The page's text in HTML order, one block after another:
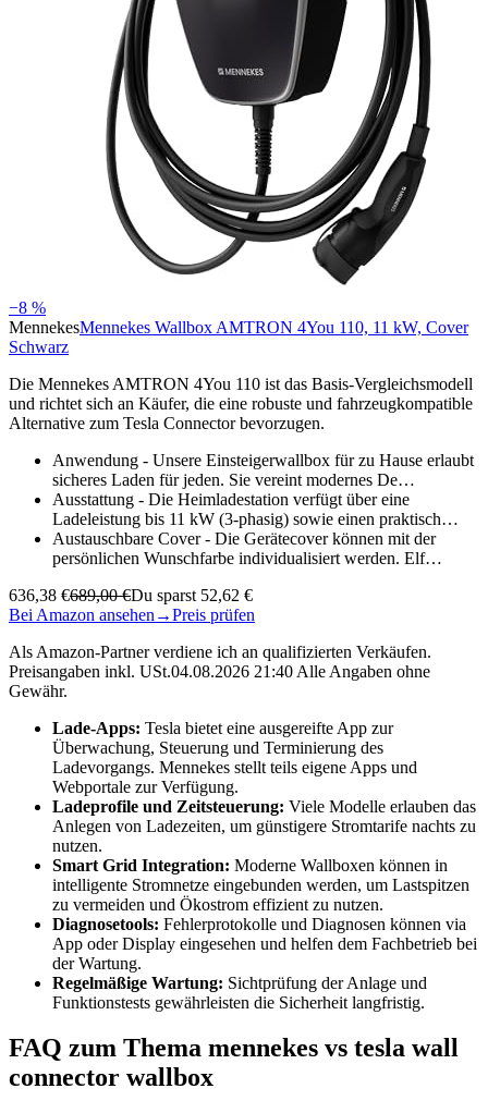
−8 %
MennekesMennekes Wallbox AMTRON 4You 110, 11 kW, Cover
Schwarz
Die Mennekes AMTRON 4You 110 ist das Basis-Vergleichsmodell
und richtet sich an Käufer, die eine robuste und fahrzeugkompatible
Alternative zum Tesla Connector bevorzugen.
Anwendung - Unsere Einsteigerwallbox für zu Hause erlaubt
sicheres Laden für jeden. Sie vereint modernes De…
Ausstattung - Die Heimladestation verfügt über eine
Ladeleistung bis 11 kW (3-phasig) sowie einen praktisch…
Austauschbare Cover - Die Gerätecover können mit der
persönlichen Wunschfarbe individualisiert werden. Elf…
636,38 €689,00 €Du sparst 52,62 €
Bei Amazon ansehen →Preis prüfen
Als Amazon-Partner verdiene ich an qualifizierten Verkäufen.
Preisangaben inkl. USt.04.08.2026 21:40 Alle Angaben ohne
Gewähr.
Lade-Apps: Tesla bietet eine ausgereifte App zur
Überwachung, Steuerung und Terminierung des
Ladevorgangs. Mennekes stellt teils eigene Apps und
Webportale zur Verfügung.
Ladeprofile und Zeitsteuerung: Viele Modelle erlauben das
Anlegen von Ladezeiten, um günstigere Stromtarife nachts zu
nutzen.
Smart Grid Integration: Moderne Wallboxen können in
intelligente Stromnetze eingebunden werden, um Lastspitzen
zu vermeiden und Ökostrom effizient zu nutzen.
Diagnosetools: Fehlerprotokolle und Diagnosen können via
App oder Display eingesehen und helfen dem Fachbetrieb bei
der Wartung.
Regelmäßige Wartung: Sichtprüfung der Anlage und
Funktionstests gewährleisten die Sicherheit langfristig.
FAQ zum Thema mennekes vs tesla wall
connector wallbox